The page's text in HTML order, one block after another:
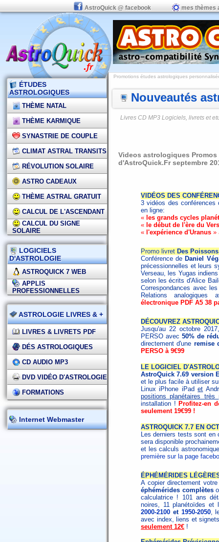
AstroQuick @ facebook mes thèmes
ÉTUDES
ASTROLOGIQUES
THÈME NATAL
THÈME KARMIQUE
SYNASTRIE DE COUPLE
CLIMAT ASTRAL TRANSITS
RÉVOLUTION SOLAIRE
ASTRO CADEAUX
THÈME ASTRAL GRATUIT
CALCUL DE L'ASCENDANT
CALCUL DU SIGNE
SOLAIRE
LOGICIELS
D'ASTROLOGIE
ASTROQUICK 7 WEB
APPLIS
PROFESSIONNELLES
ASTROLOGIE LIVRES & +
LIVRES & LIVRETS PDF
DÉS ASTROLOGIQUES
CD AUDIO MP3
DVD VIDÉO D'ASTROLOGIE
FORMATIONS
Internet Webmaster
Promotions études astrologiques
Nouveautés
Livres CD MP3 Logiciels, livrets et
Videos astrologiques
d'AstroQuick.Fr septembre
VIDÉOS DES
3 vidéos des conférences
en ligne:
« les grands cycles
« le début de l'ère du
« l'expérience d'Uranus »
Promo livret Des
Conférence de Daniel
précessionnelles et leurs
Verseau, les Yugas
selon les écrits d'Alice
Correspondances avec
Relations
électronique PDF A5 38
DÉCOUVREZ
Jusqu'au 22 octobre
PERSO avec 50% de
directement d'une remise
PERSO à 9€99
LE LOGICIEL
AstroQuick 7.69 version
et le plus facile à utiliser
Linux iPhone iPadet
positions planétaires
installation ! Profitez-en
seulement 19€99 !
ASTROQUICK 7.7 EN
Les derniers tests sont en
sera disponible
et les calculs
première sur la page
ÉPHÉMÉRIDES
A copier directement
éphémérides complètes
calculatrice ! 101 ans
noires, 11 planétoïdes
2000-2100 et 1950-2050,
avec index, liens et
seulement 12€ !